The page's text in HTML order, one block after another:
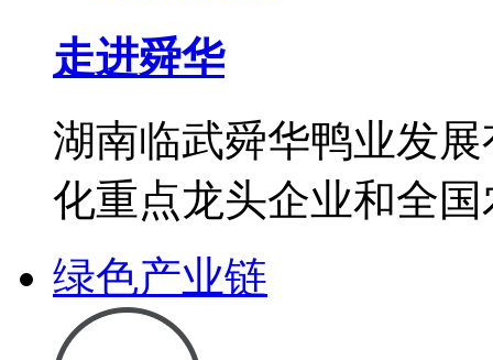
走进舜华
湖南临武舜华鸭业发
化重点龙头企业和全
绿色产业链